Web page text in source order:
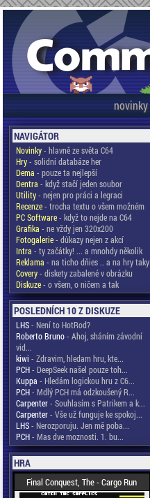
novinky
NAVIGÁTOR
Novinky- hlavně ze světa C64
Hry- solidní databáze her
Dema - pouze ta nejlepší
Dentra - když stačí jeden soubor
Utility- nejen pro práci a legraci
Recenze- trocha textu o všem možném
PC Software- když to nejde na C64
Grafika - ne vždy jen 320x200
Fotogalerie- důkazy nejen z akcí
Intra - ty začátky! ... a mnohdy několik
Reklama - na ticho dňies .. a na hry taky
Covery- diskety zabalené v obrázku
Diskuze- o všem, o ničem a tak
POSLEDNÍCH 10 Z DISKUZE
LHS- Není to HotRod?
Roberto Bruno- Ahoj, sháním závodní
vid...
kiwi - Zdravim, hledam hru, kte...
PCH- DeepSeek našel pouze toh...
Kuppa - Hledám logickou hru z C6...
PCH- Mdlý PCH má odzkoušený R...
Carpenter- Souhlasím s Patrikem a k...
Carpenter- Vše už funguje ke spokoj...
LHS- Nerozporuju. Jen mě poba...
PCH- Mas dve moznosti. 1. bu...
HRA
Final Conquest, The - Cargo Run